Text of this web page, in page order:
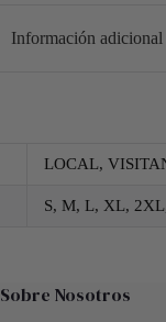
Información adicional
LOCAL,
S, M, L, XL,
Sobre Nosotros